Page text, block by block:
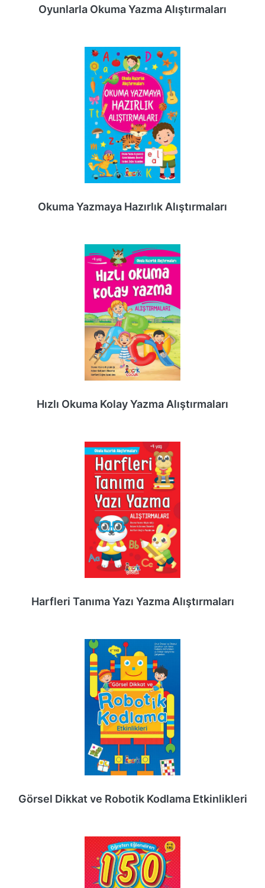
Oyunlarla Okuma Yazma Alıştırmaları
Okuma Yazmaya Hazırlık Alıştırmaları
Hızlı Okuma Kolay Yazma Alıştırmaları
Harfleri Tanıma Yazı Yazma Alıştırmaları
Görsel Dikkat ve Robotik Kodlama Etkinlikleri